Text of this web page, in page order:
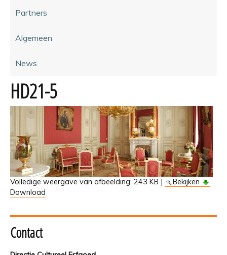
Partners
Algemeen
News
HD21-5
Volledige weergave van afbeelding: 243 KB |
Bekijken
Download
Contact